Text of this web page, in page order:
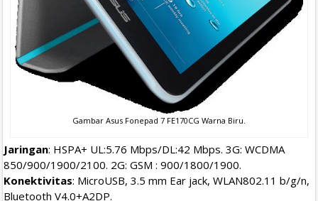
Gambar Asus Fonepad 7 FE170CG Warna Biru.
Jaringan: HSPA+ UL:5.76 Mbps/DL:42 Mbps. 3G: WCDMA
850/900/1900/2100. 2G: GSM : 900/1800/1900.
Konektivitas: MicroUSB, 3.5 mm Ear jack, WLAN802.11 b/g/n,
Bluetooth V4.0+A2DP.